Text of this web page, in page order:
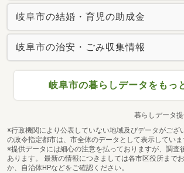
岐阜市の結婚・育児の助成金
岐阜市の治安・ごみ収集情報
岐阜市の暮らしデータをもっ
暮らしデータ提
※行政機関により公表していない地域及びデータがござ
の政令指定都市は、市全体のデータとして表示していま
※提供データには細心の注意を払っておりますが、調査
あります。 最新の情報につきましては各市区役所まで
か、自治体HPなどをご確認ください。